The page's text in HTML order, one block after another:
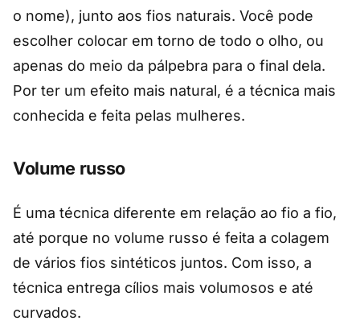
o nome), junto aos fios naturais. Você pode
escolher colocar em torno de todo o olho, ou
apenas do meio da pálpebra para o final dela.
Por ter um efeito mais natural, é a técnica mais
conhecida e feita pelas mulheres.
Volume russo
É uma técnica diferente em relação ao fio a fio,
até porque no volume russo é feita a colagem
de vários fios sintéticos juntos. Com isso, a
técnica entrega cílios mais volumosos e até
curvados.